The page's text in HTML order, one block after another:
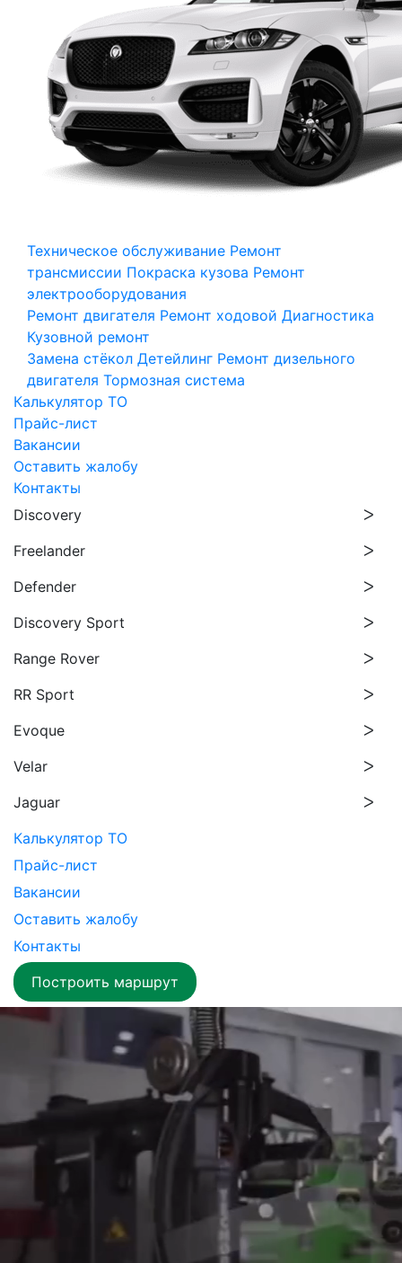
Техническое обслуживание Ремонт
трансмиссии Покраска кузова Ремонт
электрооборудования
Ремонт двигателя Ремонт ходовой Диагностика
Кузовной ремонт
Замена стёкол Детейлинг Ремонт дизельного
двигателя Тормозная система
Калькулятор ТО
Прайс-лист
Вакансии
Оставить жалобу
Контакты
Discovery
Freelander
Defender
Discovery Sport
Range Rover
RR Sport
Evoque
Velar
Jaguar
Калькулятор ТО
Прайс-лист
Вакансии
Оставить жалобу
Контакты
Построить маршрут